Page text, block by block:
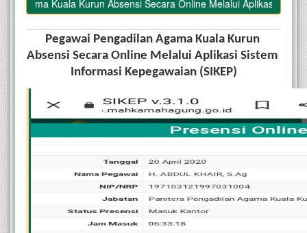
Kuala Kurun Absensi Secara Online Melalui Aplikasi Sistem
Pegawai Pengadilan Agama Kuala Kurun
Absensi Secara Online Melalui Aplikasi Sistem
Informasi Kepegawaian (SIKEP)